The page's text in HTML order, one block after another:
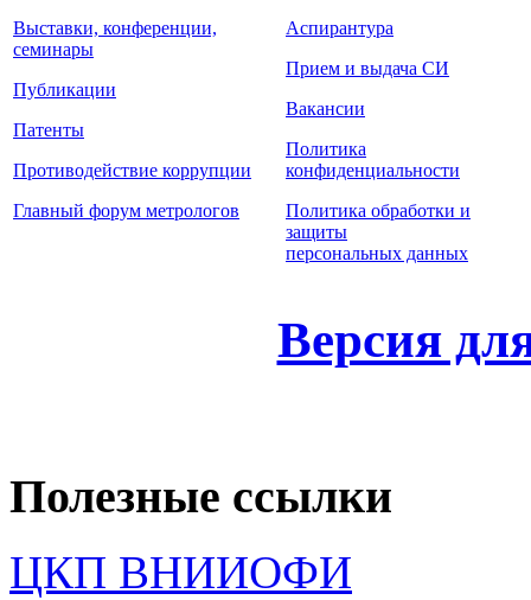
Выставки, конференции,
семинары
Публикации
Патенты
Противодействие коррупции
Главный форум метрологов
Аспирантура
Прием и выдача СИ
Вакансии
Политика
конфиденциальности
Политика обработки и
защиты
персональных данных
Версия
Полезные ссылки
ЦКП ВНИИОФИ